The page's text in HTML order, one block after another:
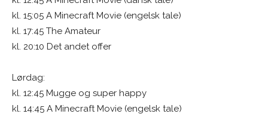
kl. 15:05 A Minecraft Movie (engelsk tale)
kl. 17:45 The Amateur
kl. 20:10 Det andet offer
Lørdag:
kl. 12:45 Mugge og super happy
kl. 14:45 A Minecraft Movie (engelsk tale)